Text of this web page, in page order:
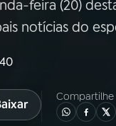
feira (20)
notícias do
Compartilhe